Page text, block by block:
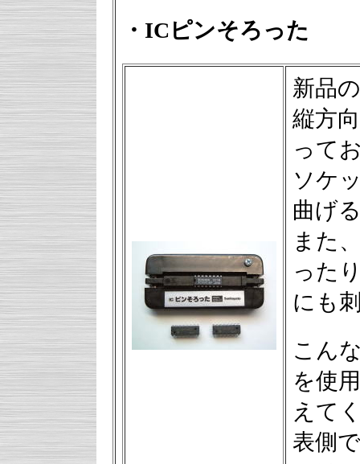
・ICピンそろった
新品
縦方
って
ソケ
曲げ
また
った
にも
こん
を使
えて
表側